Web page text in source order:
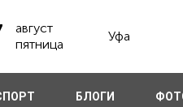
август
пятница
Уфа
БЛОГИ